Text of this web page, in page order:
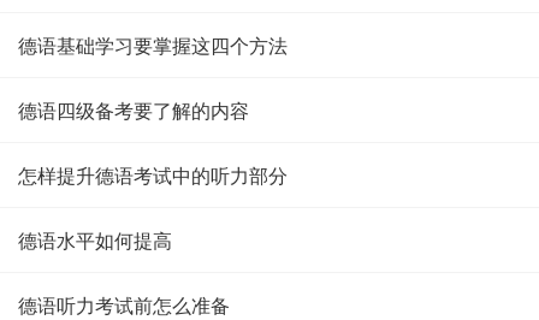
德语基础学习要掌握这四个方法
德语四级备考要了解的内容
怎样提升德语考试中的听力部分
德语水平如何提高
德语听力考试前怎么准备